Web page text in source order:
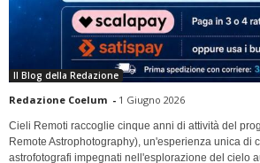
Il Blog della Redazione
Redazione Coelum - 1 Giugno 2026
Cieli Remoti raccoglie cinque anni di attività del
Remote Astrophotography), un'esperienza unica di
astrofotografi impegnati nell'esplorazione del cielo